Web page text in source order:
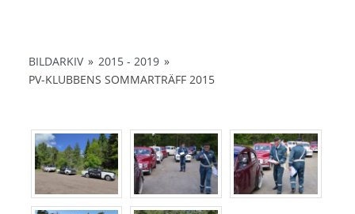
BILDARKIV » 2015 - 2019 »
PV-KLUBBENS SOMMARTRÄFF 2015